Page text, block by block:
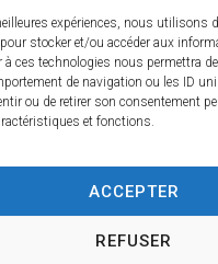
expériences, nous utilisons
stocker et/ou accéder aux
ces technologies nous permettra
de navigation ou les ID
ou de retirer son consentement
et fonctions.
ACCEPTER
REFUSER
63 00
vendredi :
à 17h